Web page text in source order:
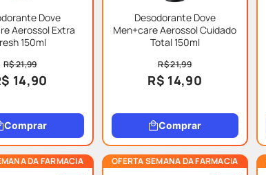
Dove
Aerossol Extra
150ml
R$ 21,99
14,90
Comprar
Desodorante Dove
Men+care Aerossol Cuidado
Total 150ml
R$ 21,99
R$ 14,90
Comprar
DA FARMACIA OFERTA SEMANA DA FARMACIA